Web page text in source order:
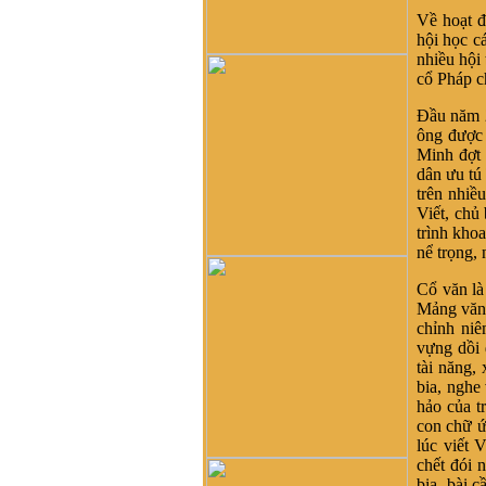
Võ Như Hoàng Phước :
lại phát tích từ ông Võ Như
kết này. Mong một ngày sẽ
có cây phả hệ để mọi con
Về hoạt
hội học
nhiều hội
cổ Pháp
Đầu năm
ông
Minh đợt
dân ưu
trên
Viết, chủ
trình
nể trọng,
Cổ văn
Mảng
chỉnh
vựng dồi
tài năng,
bia,
hảo của
con chữ
lúc viết
chết đói